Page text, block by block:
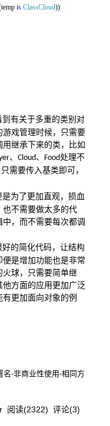
is ClassCloud))
有关于多重的类别对
戏管理时候，只需要
继承下来的类，比如
、 Cloud、 Food处理不
需要传入基类即可，
为了更加直观，损血
不需要做太多的代
，而不需要每次都调
的简化代码，让结构
是增加功能也是非常
球，只需要简单继
方面的应用更加广泛
更加面向对象的例
名-非商业性使用-相同方
阅读(2322) 评论(3)